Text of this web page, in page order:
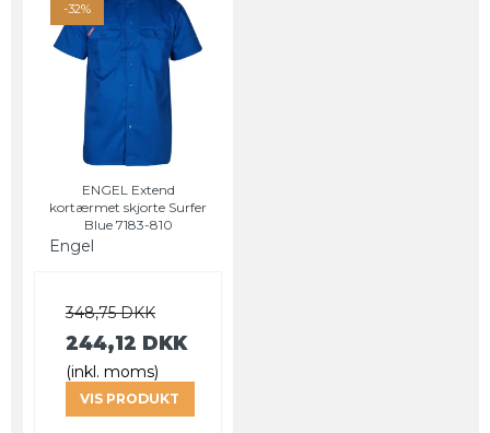
-32%
ENGEL Extend
kortærmet skjorte Surfer
Blue 7183-810
Engel
348,75 DKK
244,12 DKK
(inkl. moms)
VIS PRODUKT